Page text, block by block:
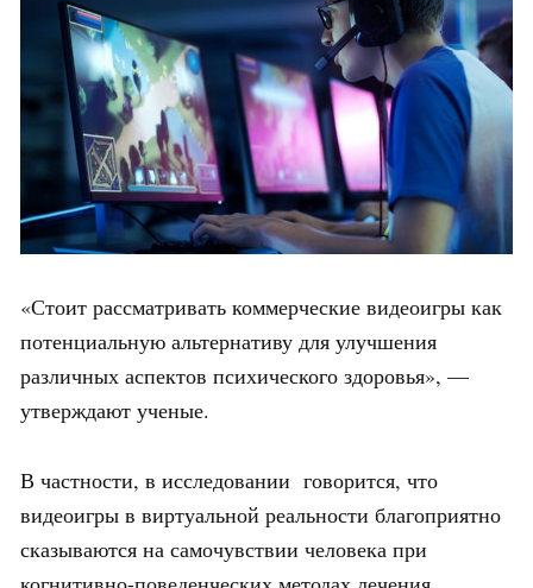
«Стоит рассматривать коммерческие видеоигры как
потенциальную альтернативу для улучшения
различных аспектов психического здоровья», —
утверждают ученые.
В частности, в исследовании говорится, что
видеоигры в виртуальной реальности благоприятно
сказываются на самочувствии человека при